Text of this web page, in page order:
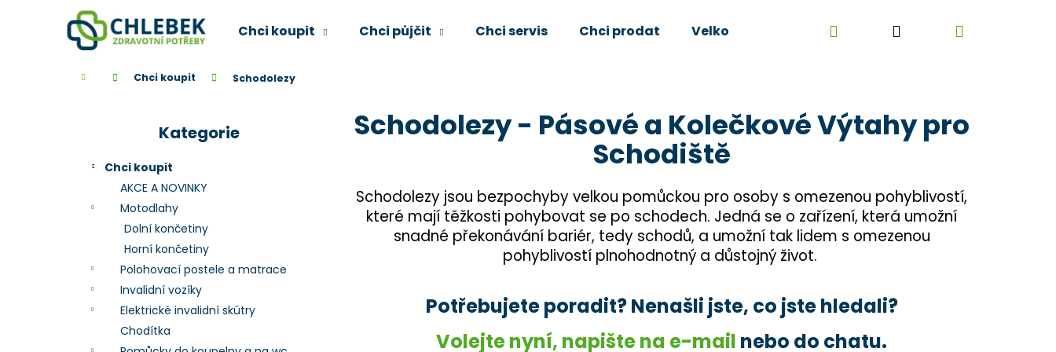
Chci koupit Chci půjčit Chci servis Chci prodat Velkoobchod Kontakt Kariéra
Přihlášení
Domů Chci koupit Schodolezy
Kategorie
Chci koupit
AKCE A NOVINKY
Motodlahy
Dolní končetiny
Horní končetiny
Polohovací postele a matrace
Invalidní vozíky
Elektrické invalidní skútry
Chodítka
Schodolezy - Pásové a Kolečkové Výtahy pro
Schodiště
Schodolezy jsou bezpochyby velkou pomůckou pro osoby s omezenou pohyblivostí,
které mají těžkosti pohybovat se po schodech. Jedná se o zařízení, která umožní
snadné překonávání bariér, tedy schodů, a umožní tak lidem s omezenou
pohyblivostí plnohodnotný a důstojný život.
Potřebujete poradit? Nenašli jste, co jste hledali?
Volejte nyní, napište na e-mail nebo do chatu.
Zpět
Zpět
HLEDAT
Doporučujeme